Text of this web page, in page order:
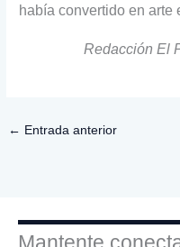
había convertido en arte
Redacción El
← Entrada anterior